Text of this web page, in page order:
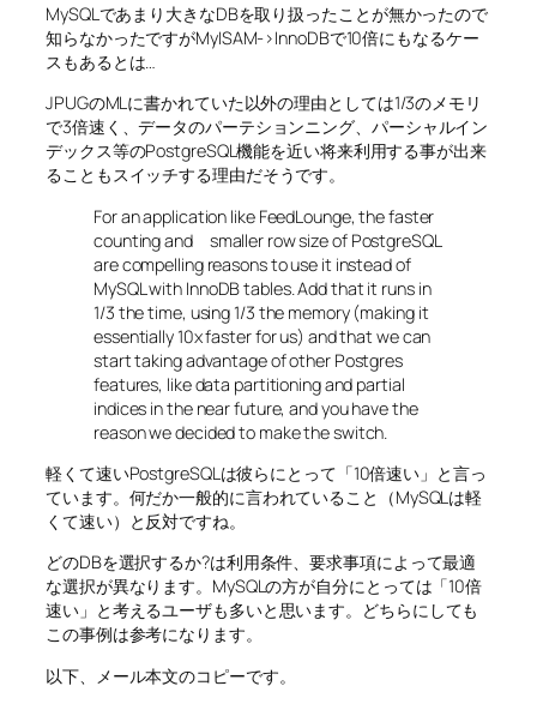
MySQLであまり大きなDBを取り扱ったことが無かったので
知らなかったですがMyISAM->InnoDBで10倍にもなるケー
スもあるとは…
JPUGのMLに書かれていた以外の理由としては1/3のメモリ
で3倍速く、データのパーテションニング、パーシャルイン
デックス等のPostgreSQL機能を近い将来利用する事が出来
ることもスイッチする理由だそうです。
For an application like FeedLounge, the faster
counting and smaller row size of PostgreSQL
are compelling reasons to use it instead of
MySQL with InnoDB tables. Add that it runs in
1/3 the time, using 1/3 the memory (making it
essentially 10x faster for us) and that we can
start taking advantage of other Postgres
features, like data partitioning and partial
indices in the near future, and you have the
reason we decided to make the switch.
軽くて速いPostgreSQLは彼らにとって「10倍速い」と言っ
ています。何だか一般的に言われていること（MySQLは軽
くて速い）と反対ですね。
どのDBを選択するか?は利用条件、要求事項によって最適
な選択が異なります。MySQLの方が自分にとっては「10倍
速い」と考えるユーザも多いと思います。どちらにしても
この事例は参考になります。
以下、メール本文のコピーです。